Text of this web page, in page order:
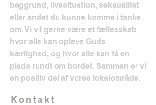
baggrund, livssituation, seksualitet
eller andet du kunne komme i tanke
om. Vi vil gerne være et fællesskab
hvor alle kan opleve Guds
kærlighed, og hvor alle kan få en
plads rundt om bordet. Sammen er vi
en positiv del af vores lokalområde.
Kontakt